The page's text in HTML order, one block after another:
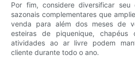
Por fim, considere diversificar seu
sazonais complementares que
venda para além dos meses de
esteiras de piquenique,
atividades ao ar livre podem
cliente durante todo o ano.